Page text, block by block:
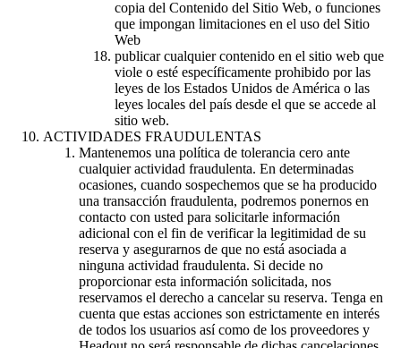
copia del Contenido del Sitio Web, o funciones
que impongan limitaciones en el uso del Sitio
Web
publicar cualquier contenido en el sitio web que
viole o esté específicamente prohibido por las
leyes de los Estados Unidos de América o las
leyes locales del país desde el que se accede al
sitio web.
ACTIVIDADES FRAUDULENTAS
Mantenemos una política de tolerancia cero ante
cualquier actividad fraudulenta. En determinadas
ocasiones, cuando sospechemos que se ha producido
una transacción fraudulenta, podremos ponernos en
contacto con usted para solicitarle información
adicional con el fin de verificar la legitimidad de su
reserva y asegurarnos de que no está asociada a
ninguna actividad fraudulenta. Si decide no
proporcionar esta información solicitada, nos
reservamos el derecho a cancelar su reserva. Tenga en
cuenta que estas acciones son estrictamente en interés
de todos los usuarios así como de los proveedores y